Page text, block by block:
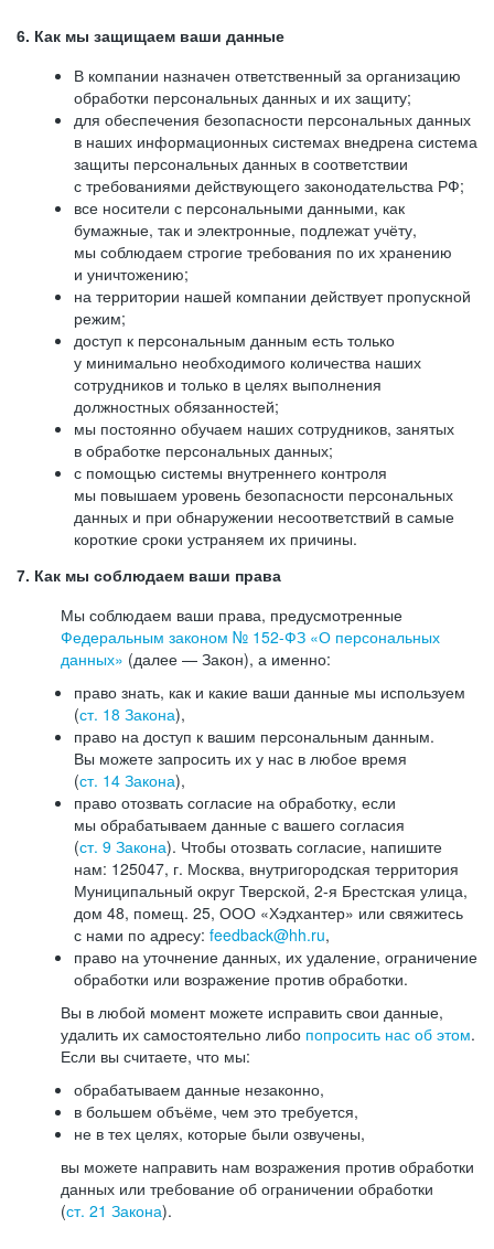
6. Как мы защищаем ваши данные
В компании назначен ответственный за организацию
обработки персональных данных и их защиту;
для обеспечения безопасности персональных данных
в наших информационных системах внедрена система
защиты персональных данных в соответствии
с требованиями действующего законодательства РФ;
все носители с персональными данными, как
бумажные, так и электронные, подлежат учёту,
мы соблюдаем строгие требования по их хранению
и уничтожению;
на территории нашей компании действует пропускной
режим;
доступ к персональным данным есть только
у минимально необходимого количества наших
сотрудников и только в целях выполнения
должностных обязанностей;
мы постоянно обучаем наших сотрудников, занятых
в обработке персональных данных;
с помощью системы внутреннего контроля
мы повышаем уровень безопасности персональных
данных и при обнаружении несоответствий в самые
короткие сроки устраняем их причины.
7. Как мы соблюдаем ваши права
Мы соблюдаем ваши права, предусмотренные
Федеральным законом № 152-ФЗ «О персональных
данных» (далее — Закон), а именно:
право знать, как и какие ваши данные мы используем
(ст. 18 Закона),
право на доступ к вашим персональным данным.
Вы можете запросить их у нас в любое время
(ст. 14 Закона),
право отозвать согласие на обработку, если
мы обрабатываем данные с вашего согласия
(ст. 9 Закона). Чтобы отозвать согласие, напишите
нам: 125047, г. Москва, внутригородская территория
Муниципальный округ Тверской, 2-я Брестская улица,
дом 48, помещ. 25, ООО «Хэдхантер» или свяжитесь
с нами по адресу: feedback@hh.ru,
право на уточнение данных, их удаление, ограничение
обработки или возражение против обработки.
Вы в любой момент можете исправить свои данные,
удалить их самостоятельно либо попросить нас об этом.
Если вы считаете, что мы:
обрабатываем данные незаконно,
в большем объёме, чем это требуется,
не в тех целях, которые были озвучены,
вы можете направить нам возражения против обработки
данных или требование об ограничении обработки
(ст. 21 Закона).